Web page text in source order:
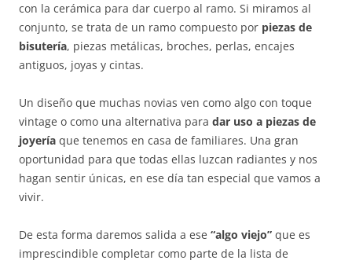
con la cerámica para dar cuerpo al ramo. Si miramos al
conjunto, se trata de un ramo compuesto por piezas de
bisutería, piezas metálicas, broches, perlas, encajes
antiguos, joyas y cintas.
Un diseño que muchas novias ven como algo con toque
vintage o como una alternativa para dar uso a piezas de
joyería que tenemos en casa de familiares. Una gran
oportunidad para que todas ellas luzcan radiantes y nos
hagan sentir únicas, en ese día tan especial que vamos a
vivir.
De esta forma daremos salida a ese “algo viejo” que es
imprescindible completar como parte de la lista de